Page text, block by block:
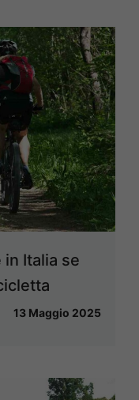
Italia se
13 Maggio 2025